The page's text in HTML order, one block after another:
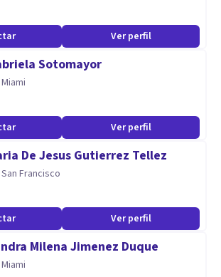
Ver perfil
Sotomayor
Miami
Ver perfil
De Jesus Gutierrez Tellez
San Francisco
Ver perfil
Milena Jimenez Duque
Miami